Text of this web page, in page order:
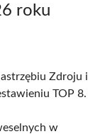
roku
Zdroju i
TOP 8.
w